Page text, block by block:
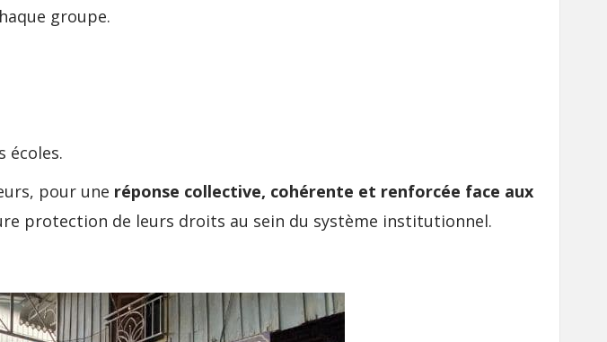
groupe.
écoles.
pour une réponse collective, cohérente et renforcée face aux
protection de leurs droits au sein du système institutionnel.